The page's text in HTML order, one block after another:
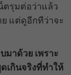
ตรุมต่อว่าแล้ว
แต่ดูอีกทีว่าจะ
มาด้วย เพราะ
เกินจริงที่ทำให้